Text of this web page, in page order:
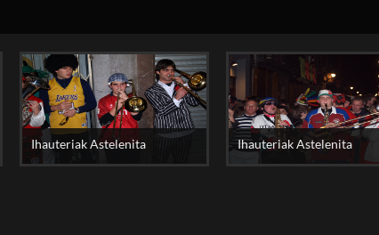
Ihauteriak Astelenita Ihauteriak Astelenita